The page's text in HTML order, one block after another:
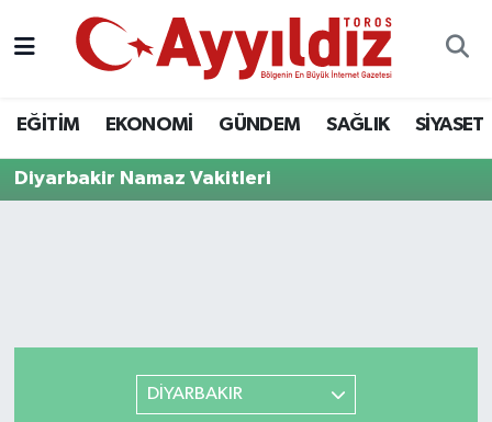
EĞİTİM EKONOMİ GÜNDEM SAĞLIK SİYASET
Diyarbakir Namaz Vakitleri
DİYARBAKIR